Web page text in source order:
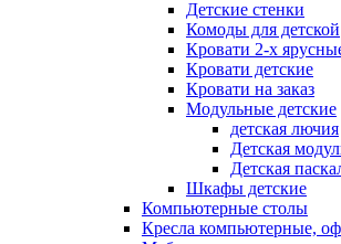
Детские стенки
Комоды для детской
Кровати 2-х
Кровати детские
Кровати на заказ
Модульные детские
детская лючия
Детская
Детская
Шкафы детские
Компьютерные столы
Кресла компьютерные,